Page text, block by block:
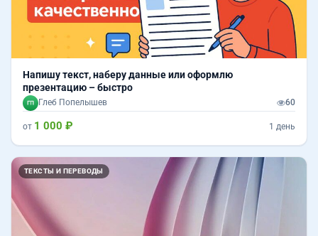
Напишу текст, наберу данные или оформлю
презентацию – быстро
Глеб Попелышев 60
от 1 000 ₽ 1 день
ТЕКСТЫ И ПЕРЕВОДЫ